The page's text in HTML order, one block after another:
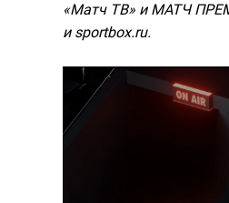
«Матч ТВ» и МАТЧ
и sportbox.ru.